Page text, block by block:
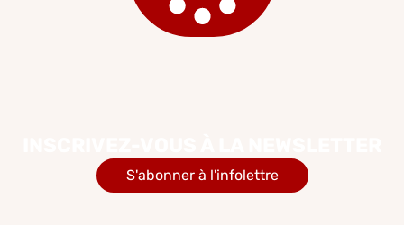
S'abonner à l'infolettre